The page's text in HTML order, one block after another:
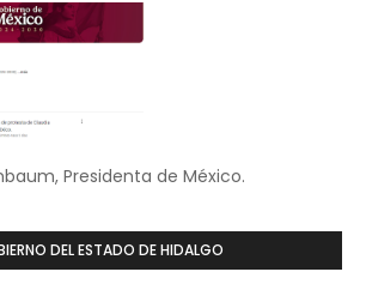
Presidenta de México.
DEL ESTADO DE HIDALGO